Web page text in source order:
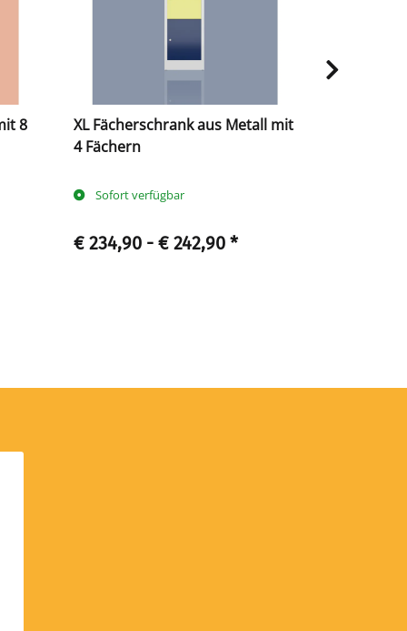
8
XL Fächerschrank aus Metall mit
4 Fächern
Sofort verfügbar
€ 234,90 - € 242,90 *